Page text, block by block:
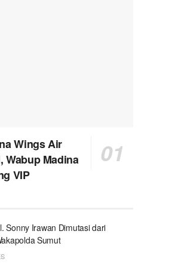
Wings Air
Wabup Madina
VIP
Sonny Irawan Dimutasi dari
Sumut